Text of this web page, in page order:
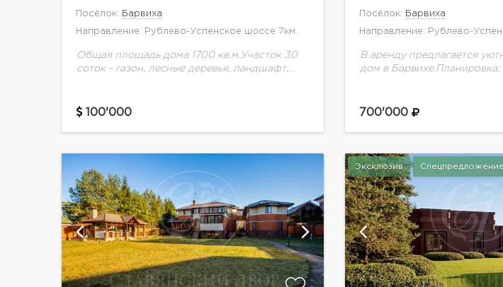
Посёлок: Барвиха
Направление: Рублево-Успенское шоссе 7км.
Общая площадь дома 1700 кв.м.Участок 30
соток - газон, лесные деревья, ландшафт,
гардеробная д/обуви, с/у, комната для
100'000
Посёлок: Барвиха
Направление: Рублево-
В аренду предлагается
дом в Барвихе.Планировка:
с/у (один с душем, один с
700'000
показать ещё 58 фотографий
Эксклюзив Спецпредложение
показать ещё